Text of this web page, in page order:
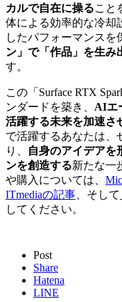
カルで自在に操ること
体による効率的な冷却
したパフォーマンスを
ン」で「作品」を生み
す。
この「Surface RTX
ンダードを築き、 AIエ
活躍する未来を加速さ
で活躍するあなたは、
り、
自身のアイデアを
ンを創造する新たな一
や購入については、
ITmediaの記事 、そして
してください。
Post
Share
Hatena
LINE